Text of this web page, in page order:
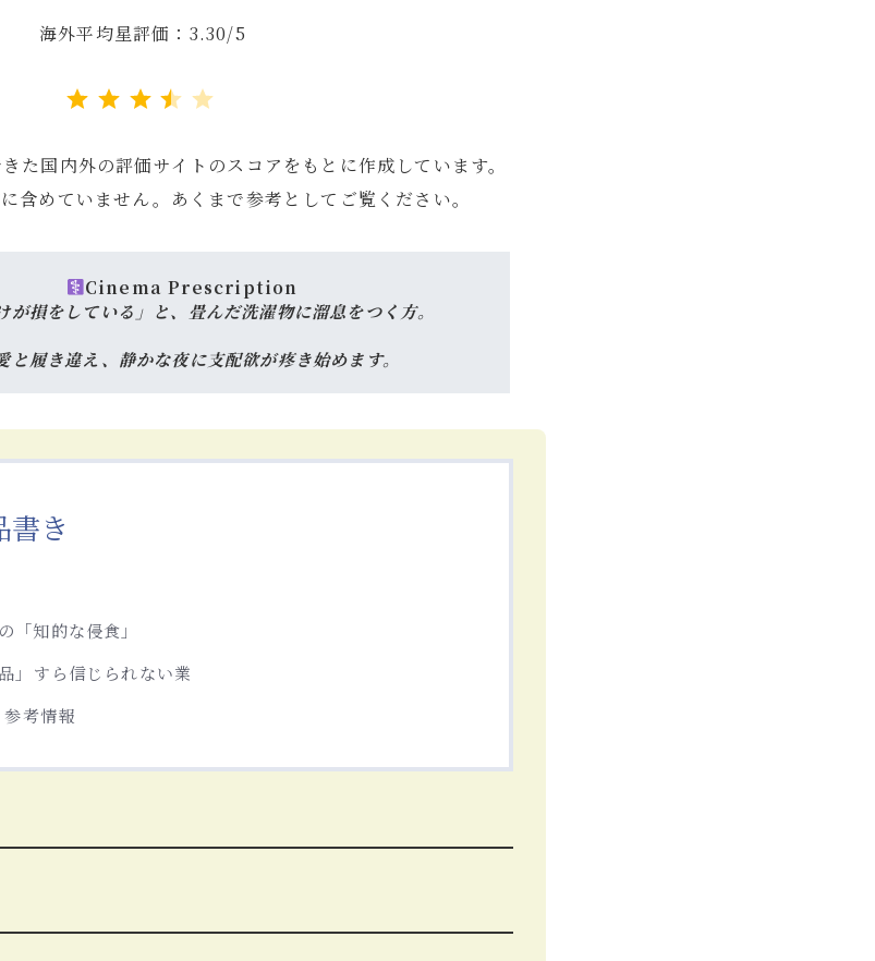
海外平均星評価：3.30/5
た国内外の評価サイトのスコアをもとに作成しています。
含めていません。あくまで参考としてご覧ください。
Cinema Prescription
が損をしている」と、畳んだ洗濯物に溜息をつく方。
と履き違え、静かな夜に支配欲が疼き始めます。
書き
「知的な侵食」
」すら信じられない業
考情報